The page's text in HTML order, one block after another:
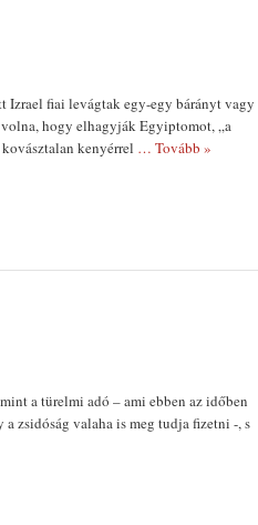
Izrael fiai levágtak egy-egy bárányt vagy
hogy elhagyják Egyiptomot, „a
kenyérrel … Tovább »
a türelmi adó – ami ebben az idő­ben
zsidóság valaha is meg tudja fizetni -, s